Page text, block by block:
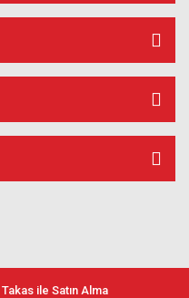
Takas ile Satın Alma